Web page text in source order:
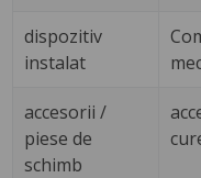
dispozitiv
instalat
accesorii /
piese de
schimb